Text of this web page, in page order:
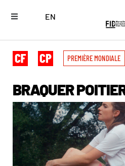
EN
PREMIÈRE MONDIALE
BRAQUER